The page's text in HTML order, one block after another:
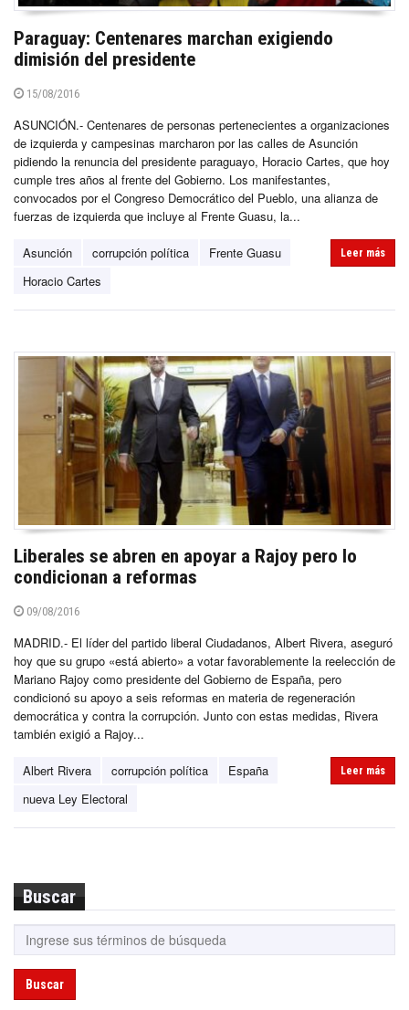
Paraguay: Centenares marchan exigiendo
dimisión del presidente
15/08/2016
ASUNCIÓN.- Centenares de personas pertenecientes a organizaciones
de izquierda y campesinas marcharon por las calles de Asunción
pidiendo la renuncia del presidente paraguayo, Horacio Cartes, que hoy
cumple tres años al frente del Gobierno. Los manifestantes,
convocados por el Congreso Democrático del Pueblo, una alianza de
fuerzas de izquierda que incluye al Frente Guasu, la...
Asunción corrupción política
Frente Guasu
Horacio Cartes
Leer más
Liberales se abren en apoyar a Rajoy pero lo
condicionan a reformas
09/08/2016
MADRID.- El líder del partido liberal Ciudadanos, Albert Rivera, aseguró
hoy que su grupo «está abierto» a votar favorablemente la reelección de
Mariano Rajoy como presidente del Gobierno de España, pero
condicionó su apoyo a seis reformas en materia de regeneración
democrática y contra la corrupción. Junto con estas medidas, Rivera
también exigió a Rajoy...
Albert Rivera corrupción política
España
nueva Ley Electoral
Leer más
Buscar
Buscar